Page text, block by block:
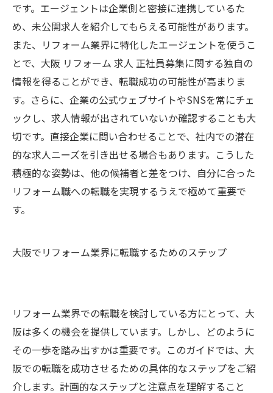
です。エージェントは企業側と密接に連携しているた
め、未公開求人を紹介してもらえる可能性があります。
また、リフォーム業界に特化したエージェントを使うこ
とで、大阪 リフォーム 求人 正社員募集に関する独自の
情報を得ることができ、転職成功の可能性が高まりま
す。さらに、企業の公式ウェブサイトやSNSを常にチェ
ックし、求人情報が出されていないか確認することも大
切です。直接企業に問い合わせることで、社内での潜在
的な求人ニーズを引き出せる場合もあります。こうした
積極的な姿勢は、他の候補者と差をつけ、自分に合った
リフォーム職への転職を実現するうえで極めて重要で
す。
大阪でリフォーム業界に転職するためのステップ
リフォーム業界での転職を検討している方にとって、大
阪は多くの機会を提供しています。しかし、どのように
その一歩を踏み出すかは重要です。このガイドでは、大
阪での転職を成功させるための具体的なステップをご紹
介します。計画的なステップと注意点を理解すること